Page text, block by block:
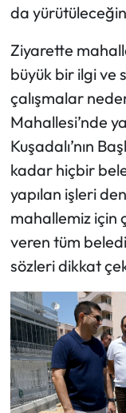
da
Ziyarette
büyük bir ilgi ve
çalışmalar
Mahallesi’nde
Kuşadalı’nın
kadar hiçbir
yapılan işleri
mahallemiz için
veren tüm
sözleri dikkat